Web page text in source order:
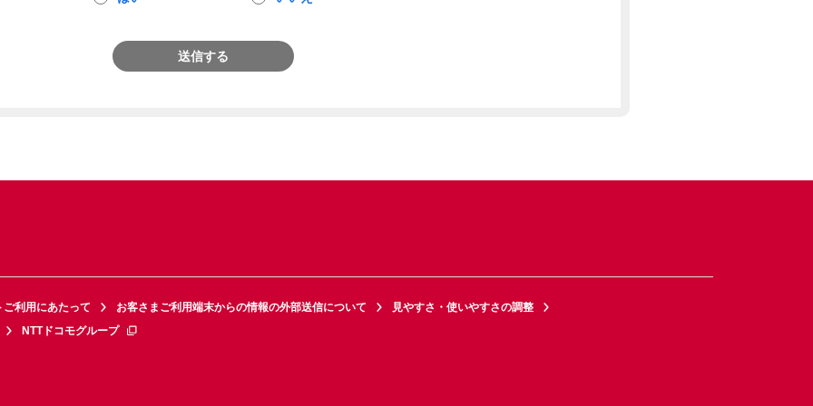
送信する
ご利用にあたって お客さまご利用端末からの情報の外部送信について
見やすさ・使いやすさの調整
NTTドコモグループ